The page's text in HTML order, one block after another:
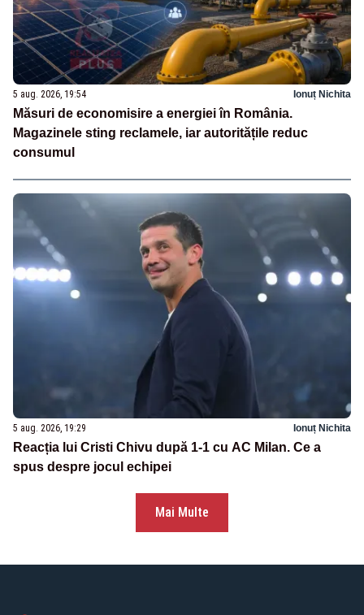
5 aug. 2026, 19:54 Ionuț Nichita
Măsuri de economisire a energiei în România.
Magazinele sting reclamele, iar autoritățile reduc
consumul
5 aug. 2026, 19:29 Ionuț Nichita
Reacția lui Cristi Chivu după 1-1 cu AC Milan. Ce a
spus despre jocul echipei
Mai Multe